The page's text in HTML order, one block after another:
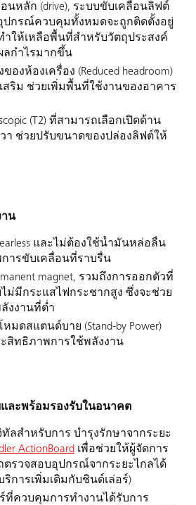
นหลัก (drive), ระบบขับเคลื่อนลิฟต์
อุปกรณ์ควบคุมทั้งหมดจะถูกติดตั้งอยู่
ำให้เหลือพื้นที่สำหรับวัตถุประสงค์
ลกำไรมากขึ้น
องห้องเครื่อง (Reduced headroom)
สริม ช่วยเพิ่มพื้นที่ใช้งานของอาคาร
(T2) ที่สามารถเลือกเปิดด้าน
า ช่วยปรับขนาดของปล่องลิฟต์ให้
าน
และไม่ต้องใช้น้ำมันหล่อลื่น
ารขับเคลื่อนที่ราบรื่น
magnet, รวมถึงการออกตัวที่
ม่มีกระแสไฟกระชากสูง ซึ่งจะช่วย
ลังงานที่ต่ำ
มดสแตนด์บาย (Stand-by Power)
ะสิทธิภาพการใช้พลังงาน
ละพร้อมรองรับในอนาคต
ลสำหรับการ บำรุงรักษาจากระยะ
ActionBoard เพื่อช่วยให้ผู้จัดการ
ตรวจสอบอุปกรณ์จากระยะไกลได้
การเพิ่มเติมกับชินด์เล่อร์)
ที่ควบคุมการทำงานได้รับการ